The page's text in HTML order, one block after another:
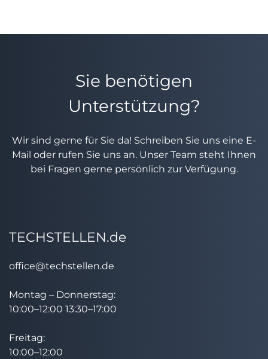
Sie benötigen
Unterstützung?
Wir sind gerne für Sie da! Schreiben Sie uns eine E-
Mail oder rufen Sie uns an. Unser Team steht Ihnen
bei Fragen gerne persönlich zur Verfügung.
TECHSTELLEN.de
office@techstellen.de
Montag – Donnerstag:
10:00–12:00 13:30–17:00
Freitag:
10:00–12:00